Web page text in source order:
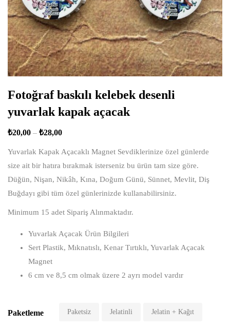
Fotoğraf baskılı kelebek desenli
yuvarlak kapak açacak
₺20,00 – ₺28,00
Yuvarlak Kapak Açacaklı Magnet Sevdiklerinize özel günlerde
size ait bir hatıra bırakmak isterseniz bu ürün tam size göre.
Düğün, Nişan, Nikâh, Kına, Doğum Günü, Sünnet, Mevlit, Diş
Buğdayı gibi tüm özel günlerinizde kullanabilirsiniz.
Minimum 15 adet Sipariş Alınmaktadır.
Yuvarlak Açacak Ürün Bilgileri
Sert Plastik, Mıknatıslı, Kenar Tırtıklı, Yuvarlak Açacak
Magnet
6 cm ve 8,5 cm olmak üzere 2 ayrı model vardır
Paketleme Paketsiz Jelatinli Jelatin + Kağıt